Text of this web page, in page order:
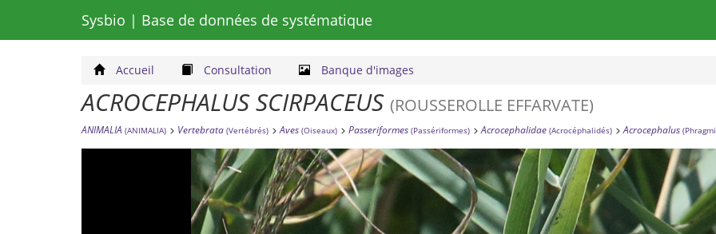
Sysbio | Base de données de systématique
Accueil Consultation Banque d'images
ACROCEPHALUS SCIRPACEUS (ROUSSEROLLE EFFARVATE)
ANIMALIA (ANIMALIA) Vertebrata (Vertébrés) Aves (Oiseaux) Passeriformes (Passériformes) Acrocephalidae (Acrocéphalidés) Acrocephalus